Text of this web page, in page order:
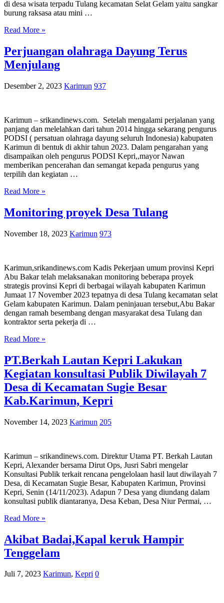
di desa wisata terpadu Tulang kecamatan Selat Gelam yaitu sangkar
burung raksasa atau mini …
Read More »
Perjuangan olahraga Dayung Terus
Menjulang
Desember 2, 2023 Karimun 937
Karimun – srikandinews.com. Setelah mengalami perjalanan yang
panjang dan melelahkan dari tahun 2014 hingga sekarang pengurus
PODSI ( persatuan olahraga dayung seluruh Indonesia) kabupaten
Karimun di bentuk di akhir tahun 2023. Dalam pengarahan yang
disampaikan oleh pengurus PODSI Kepri,,mayor Nawan
memberikan pencerahan dan semangat kepada pengurus yang
terpilih dan kegiatan …
Read More »
Monitoring proyek Desa Tulang
November 18, 2023 Karimun 973
Karimun,srikandinews.com Kadis Pekerjaan umum provinsi Kepri
Abu Bakar telah melaksanakan monitoring beberapa proyek
strategis provinsi Kepri di berbagai wilayah kabupaten Karimun
Jumaat 17 November 2023 tepatnya di desa Tulang kecamatan selat
Gelam kabupaten Karimun. Dalam peninjauan tersebut,Abu Bakar
dengan ramah besembang dengan masyarakat desa Tulang dan
kontraktor serta pekerja di …
Read More »
PT.Berkah Lautan Kepri Lakukan
Kegiatan konsultasi Publik Diwilayah 7
Desa di Kecamatan Sugie Besar
Kab.Karimun, Kepri
November 14, 2023 Karimun 205
Karimun – srikandinews.com. Direktur Utama PT. Berkah Lautan
Kepri, Alexander bersama Dirut Ops, Jusri Sabri mengelar
Konsultasi Publik terkait rencana pengelolaan hasil laut diwilayah 7
Desa, di Kecamatan Sugie Besar, Kabupaten Karimun, Provinsi
Kepri, Senin (14/11/2023). Adapun 7 Desa yang diundang dalam
konsultasi publik diantaranya, Desa Keban, Desa Niur Permai, …
Read More »
Akibat Badai,Kapal keruk Hampir
Tenggelam
Juli 7, 2023 Karimun, Kepri 0